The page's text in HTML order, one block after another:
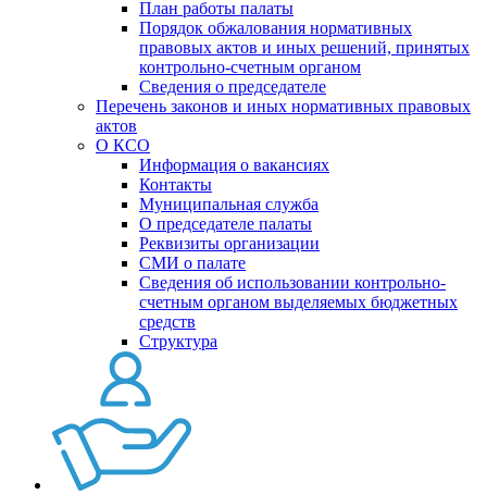
План работы палаты
Порядок обжалования нормативных
правовых актов и иных решений, принятых
контрольно-счетным органом
Сведения о председателе
Перечень законов и иных нормативных правовых
актов
О КСО
Информация о вакансиях
Контакты
Муниципальная служба
О председателе палаты
Реквизиты организации
СМИ о палате
Сведения об использовании контрольно-
счетным органом выделяемых бюджетных
средств
Структура